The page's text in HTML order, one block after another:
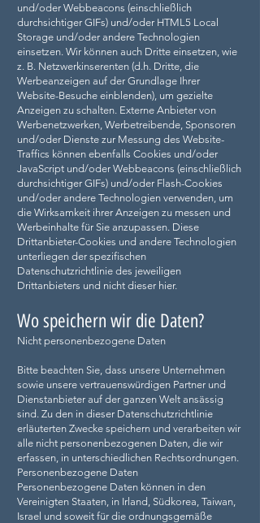
und/oder Webbeacons (einschließlich
durchsichtiger GIFs) und/oder HTML5 Local
Storage und/oder andere Technologien
einsetzen. Wir können auch Dritte einsetzen, wie
z. B. Netzwerkinserenten (d.h. Dritte, die
Werbeanzeigen auf der Grundlage Ihrer
Website-Besuche einblenden), um gezielte
Anzeigen zu schalten. Externe Anbieter von
Werbenetzwerken, Werbetreibende, Sponsoren
und/oder Dienste zur Messung des Website-
Traffics können ebenfalls Cookies und/oder
JavaScript und/oder Webbeacons (einschließlich
durchsichtiger GIFs) und/oder Flash-Cookies
und/oder andere Technologien verwenden, um
die Wirksamkeit ihrer Anzeigen zu messen und
Werbeinhalte für Sie anzupassen. Diese
Drittanbieter-Cookies und andere Technologien
unterliegen der spezifischen
Datenschutzrichtlinie des jeweiligen
Drittanbieters und nicht dieser hier.
Wo speichern wir die Daten?
Nicht personenbezogene Daten
Bitte beachten Sie, dass unsere Unternehmen
sowie unsere vertrauenswürdigen Partner und
Dienstanbieter auf der ganzen Welt ansässig
sind. Zu den in dieser Datenschutzrichtlinie
erläuterten Zwecke speichern und verarbeiten wir
alle nicht personenbezogenen Daten, die wir
erfassen, in unterschiedlichen Rechtsordnungen.
Personenbezogene Daten
Personenbezogene Daten können in den
Vereinigten Staaten, in Irland, Südkorea, Taiwan,
Israel und soweit für die ordnungsgemäße